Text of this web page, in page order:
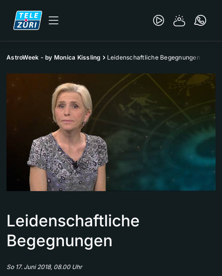
AstroWeek - by Monica Kissling Leidenschaftliche Begegnungen
Leidenschaftliche
Begegnungen
So 17. Juni 2018, 08.00 Uhr